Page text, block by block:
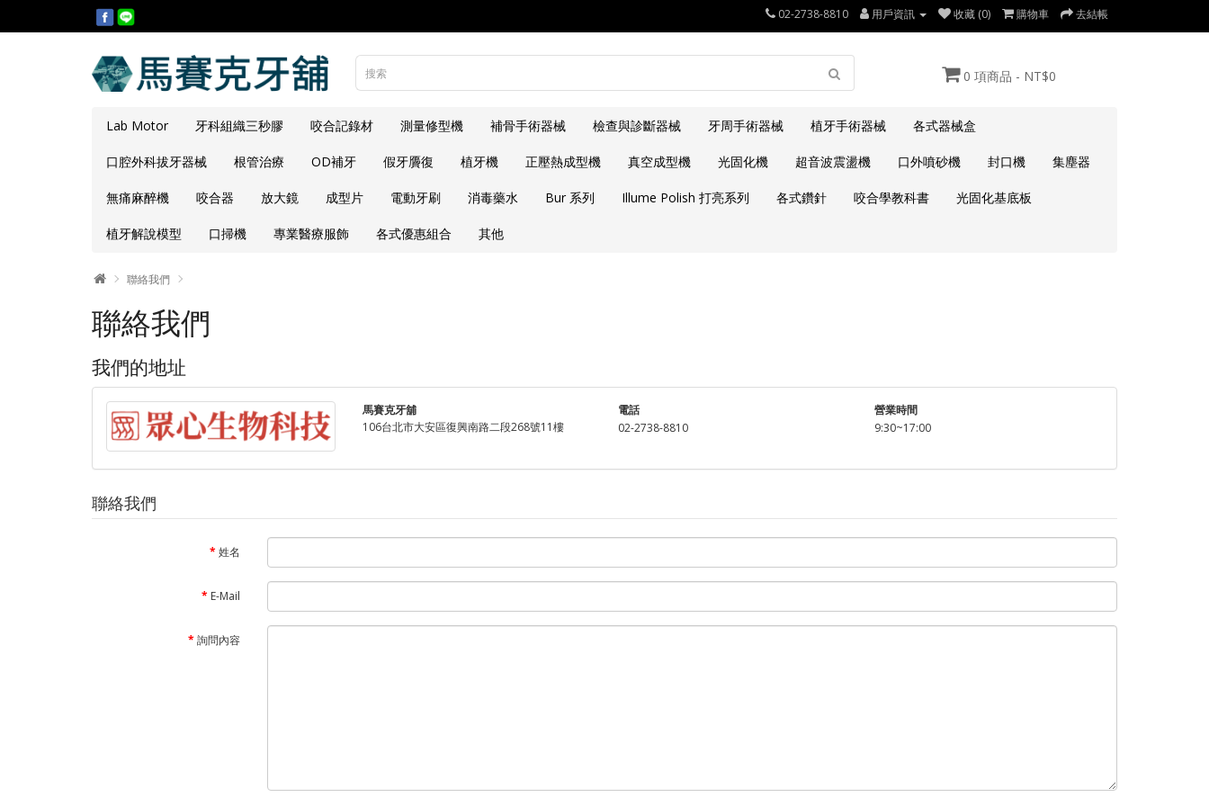
02-2738-8810 用戶資訊 收藏 (0) 購物車 去結帳
0 項商品 - NT$0
Lab Motor 牙科組織三秒膠 咬合記錄材 測量修型機 補骨手術器械 檢查與診斷器械 牙周手術器械 植牙手術器械 各式器械盒
口腔外科拔牙器械 根管治療 OD補牙 假牙贗復 植牙機 正壓熱成型機 真空成型機 光固化機 超音波震盪機 口外噴砂機 封口機 集塵器
無痛麻醉機 咬合器 放大鏡 成型片 電動牙刷 消毒藥水 Bur 系列 Illume Polish 打亮系列 各式鑽針 咬合學教科書 光固化基底板
植牙解說模型 口掃機 專業醫療服飾 各式優惠組合 其他
聯絡我們
聯絡我們
我們的地址
馬賽克牙舖
106台北市大安區復興南路二段268號11樓
電話
02-2738-8810
營業時間
9:30~17:00
聯絡我們
姓名
E-Mail
詢問內容